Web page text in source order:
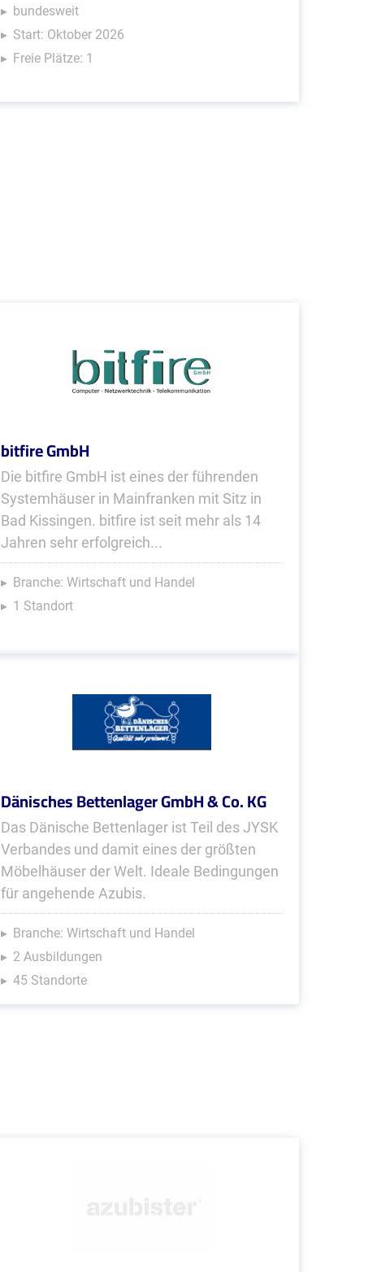
bundesweit
Start: Oktober 2026
Freie Plätze: 1
bitfire GmbH
Die bitfire GmbH ist eines der führenden
Systemhäuser in Mainfranken mit Sitz in
Bad Kissingen. bitfire ist seit mehr als 14
Jahren sehr erfolgreich...
Branche: Wirtschaft und Handel
1 Standort
Dänisches Bettenlager GmbH & Co. KG
Das Dänische Bettenlager ist Teil des JYSK
Verbandes und damit eines der größten
Möbelhäuser der Welt. Ideale Bedingungen
für angehende Azubis.
Branche: Wirtschaft und Handel
2 Ausbildungen
45 Standorte